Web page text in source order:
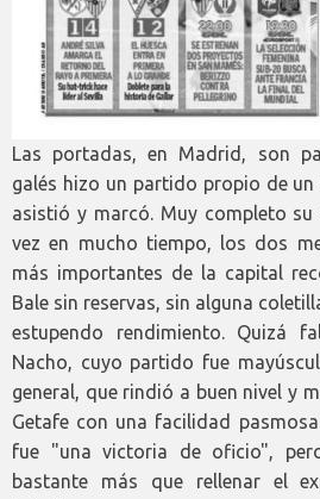
Las portadas, en Madrid, son
galés hizo un partido propio de un
asistió y marcó. Muy completo su
vez en mucho tiempo, los dos
más importantes de la capital
Bale sin reservas, sin alguna
estupendo rendimiento. Quizá
Nacho, cuyo partido fue
general, que rindió a buen nivel y
Getafe con una facilidad
fue "una victoria de oficio",
bastante más que rellenar el